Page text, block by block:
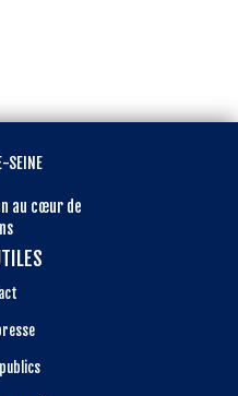
SEINE
au cœur de